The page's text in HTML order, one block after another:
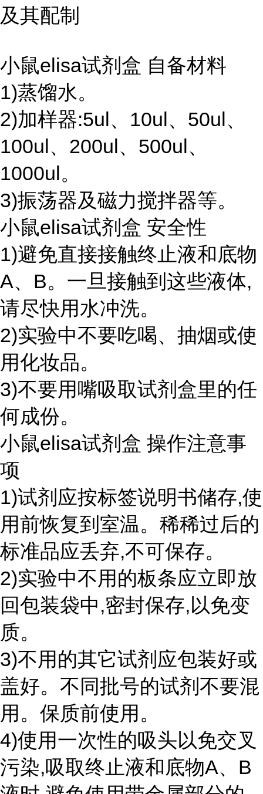
及其配制
小鼠elisa试剂盒 自备材料
1)蒸馏水。
2)加样器:5ul、10ul、50ul、
100ul、200ul、500ul、
1000ul。
3)振荡器及磁力搅拌器等。
小鼠elisa试剂盒 安全性
1)避免直接接触终止液和底物
A、B。一旦接触到这些液体,
请尽快用水冲洗。
2)实验中不要吃喝、抽烟或使
用化妆品。
3)不要用嘴吸取试剂盒里的任
何成份。
小鼠elisa试剂盒 操作注意事
项
1)试剂应按标签说明书储存,使
用前恢复到室温。稀稀过后的
标准品应丢弃,不可保存。
2)实验中不用的板条应立即放
回包装袋中,密封保存,以免变
质。
3)不用的其它试剂应包装好或
盖好。不同批号的试剂不要混
用。保质前使用。
4)使用一次性的吸头以免交叉
污染,吸取终止液和底物A、B